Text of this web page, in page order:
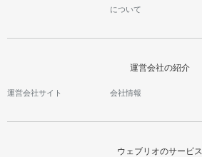
について
運営会社の紹介
運営会社サイト 会社情報
ウェブリオのサービス